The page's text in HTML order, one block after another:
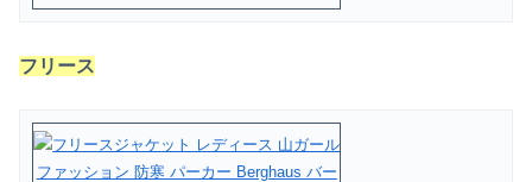
フリース